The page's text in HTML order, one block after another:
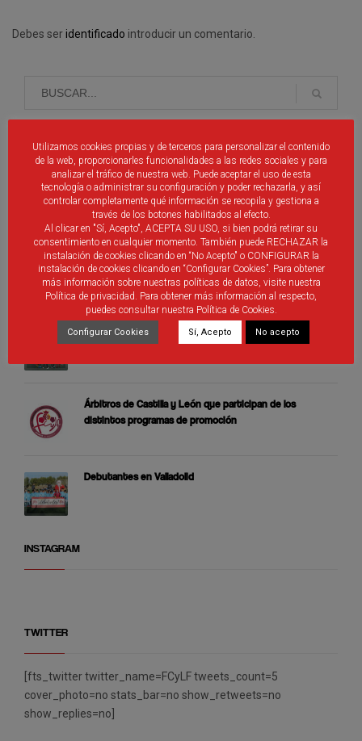
Debes seridentificado introducir un comentario.
ÚLTIMAS PUBLICACIONES
Nueva aplicación móvil RFCYLF
Cierre de Fénix
Selecciones Alevines de Castilla y León
Árbitros de Castilla y León que participan de los
distintos programas de promoción
Debutantes en Valladolid
INSTAGRAM
TWITTER
[fts_twitter twitter_name=FCyLF tweets_count=5
cover_photo=no stats_bar=no show_retweets=no
show_replies=no]
Utilizamos cookies propias y de terceros para personalizar el contenido
de la web, proporcionarles funcionalidades a las redes sociales y para
analizar el tráfico de nuestra web. Puede aceptar el uso de esta
tecnología o administrar su configuración y poder rechazarla, y así
controlar completamente qué información se recopila y gestiona a
través de los botones habilitados al efecto.
Al clicar en "Sí, Acepto", ACEPTA SU USO, si bien podrá retirar su
consentimiento en cualquier momento. También puede RECHAZAR la
instalación de cookies clicando en “No Acepto" o CONFIGURAR la
instalación de cookies clicando en “Configurar Cookies”. Para obtener
más información sobre nuestras políticas de datos, visite nuestra
Política de privacidad. Para obtener más información al respecto,
puedes consultar nuestra Política de Cookies.
Configurar Cookies Sí, Acepto No acepto